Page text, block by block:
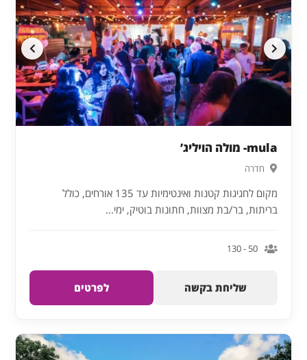
mula- מולה הויליג’
חדרה
מקום לחגיגות קטנות ואינטימיות עד 135 אורחים, כולל
בריתות, בר/בת מצוות, חתונות בוטיק, ימי...
50 - 130
שליחת בקשה לפרטים